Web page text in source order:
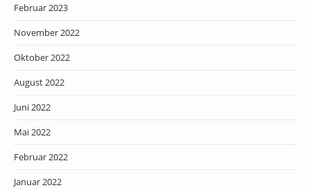
Februar 2023
November 2022
Oktober 2022
August 2022
Juni 2022
Mai 2022
Februar 2022
Januar 2022